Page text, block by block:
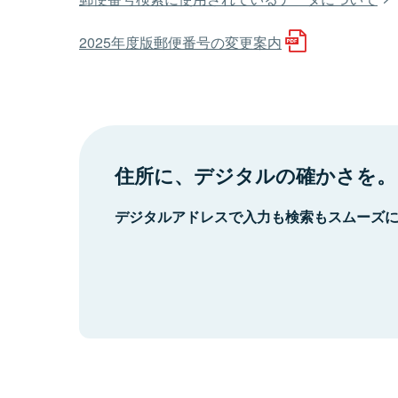
2025年度版郵便番号の変更案内
住所に、デジタルの確かさを。
デジタルアドレスで入力も検索もスムーズ